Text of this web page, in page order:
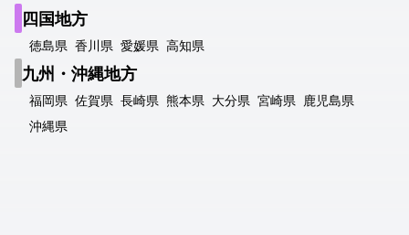
四国地方
徳島県 香川県 愛媛県 高知県
九州・沖縄地方
福岡県 佐賀県 長崎県 熊本県 大分県 宮崎県 鹿児島県
沖縄県